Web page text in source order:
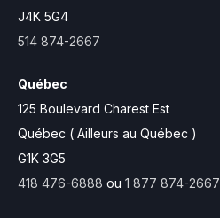
J4K 5G4
514 874-2667
Québec
125 Boulevard Charest Est
Québec ( Ailleurs au Québec )
G1K 3G5
418 476-6888 ou 1 877 874-2667